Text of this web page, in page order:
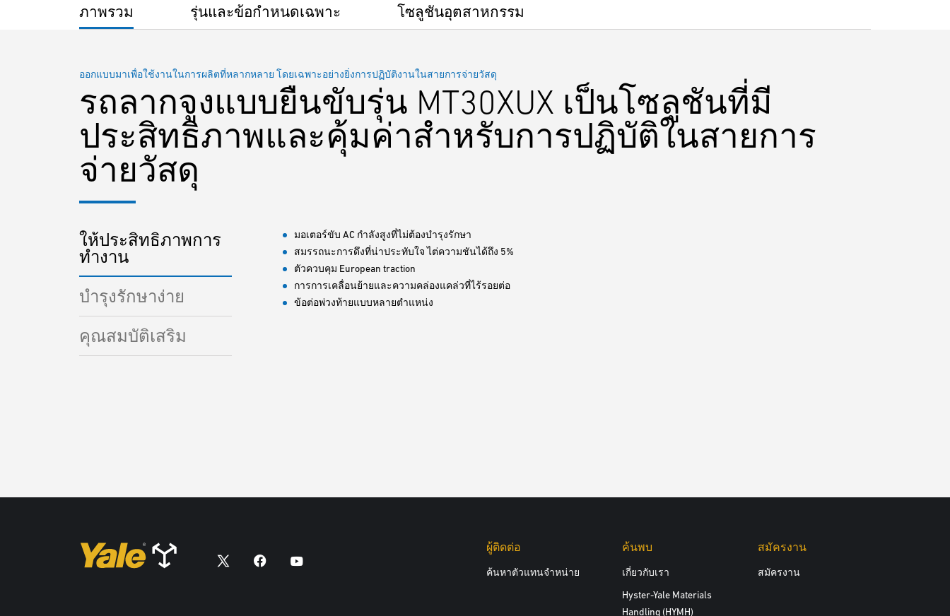
ภาพรวม รุ่นและข้อกำหนดเฉพาะ โซลูชันอุตสาหกรรม
ออกแบบมาเพื่อใช้งานในการผลิตที่หลากหลาย โดยเฉพาะอย่างยิ่งการปฏิบัติงานในสายการจ่ายวัสดุ
รถลากจูงแบบยืนขับรุ่น MT30XUX เป็นโซลูชันที่มี
ประสิทธิภาพและคุ้มค่าสำหรับการปฏิบัติในสายการ
จ่ายวัสดุ
ให้ประสิทธิภาพการ
ทำงาน
บำรุงรักษาง่าย
คุณสมบัติเสริม
มอเตอร์ขับ AC กำลังสูงที่ไม่ต้องบำรุงรักษา
สมรรถนะการดึงที่น่าประทับใจ ไต่ความชันได้ถึง 5%
ตัวควบคุม European traction
การการเคลื่อนย้ายและความคล่องแคล่วที่ไร้รอยต่อ
ข้อต่อพ่วงท้ายแบบหลายตำแหน่ง
ผู้ติดต่อ
ค้นหาตัวแทนจำหน่าย
ค้นพบ
เกี่ยวกับเรา
Hyster-Yale Materials
Handling (HYMH)
สมัครงาน
สมัครงาน